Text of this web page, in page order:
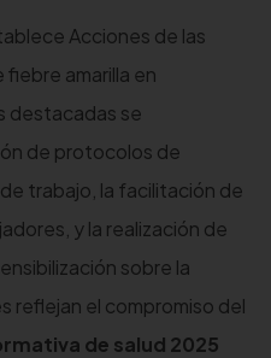
Acciones de las
amarilla en
destacadas se
de protocolos de
trabajo, la facilitación de
y la realización de
sobre la
reflejan el compromiso del
de salud 2025